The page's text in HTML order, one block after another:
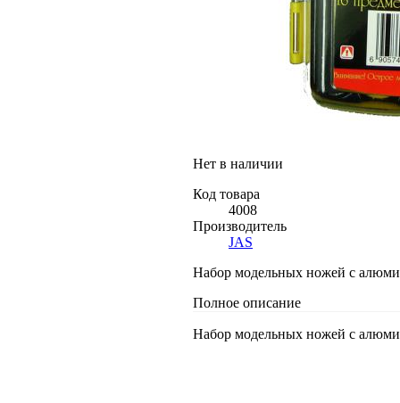
Нет в наличии
Код товара
4008
Производитель
JAS
Набор модельных ножей с
Полное описание
Набор модельных ножей с